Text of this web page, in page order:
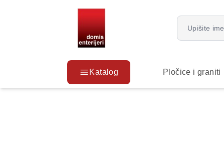
Katalog Pločice i graniti